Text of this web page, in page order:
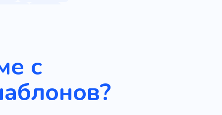
Круглосуточный
с